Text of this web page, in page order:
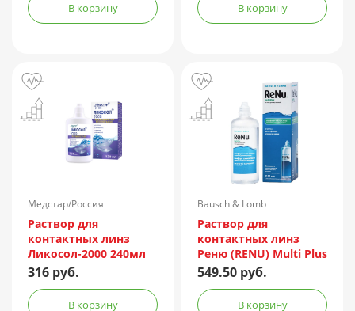
В корзину В корзину
Медстар/Россия
Раствор для
контактных линз
Ликосол-2000 240мл
316 руб.
В корзину
Bausch & Lomb
Incorporated/Италия
Раствор для
контактных линз
Реню (RENU) Multi Plus
240мл + контейнер
549.50 руб.
В корзину